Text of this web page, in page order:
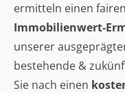
ermitteln einen
Immobilienwert-
unserer
bestehende &
Sie nach einen